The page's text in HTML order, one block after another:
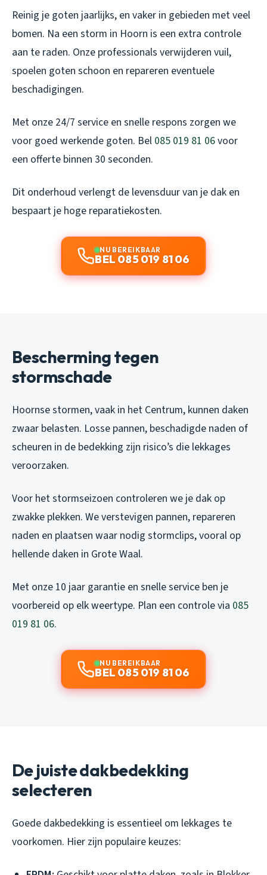
Reinig je goten jaarlijks, en vaker in gebieden met veel
bomen. Na een storm in Hoorn is een extra controle
aan te raden. Onze professionals verwijderen vuil,
spoelen goten schoon en repareren eventuele
beschadigingen.
Met onze 24/7 service en snelle respons zorgen we
voor goed werkende goten. Bel 085 019 81 06voor
een offerte binnen 30 seconden.
Dit onderhoud verlengt de levensduur van je dak en
bespaart je hoge reparatiekosten.
NU BEREIKBAAR
BEL 085 019 81 06
Bescherming tegen
stormschade
Hoornse stormen, vaak in het Centrum, kunnen daken
zwaar belasten. Losse pannen, beschadigde naden of
scheuren in de bedekking zijn risico’s die lekkages
veroorzaken.
Voor het stormseizoen controleren we je dak op
zwakke plekken. We verstevigen pannen, repareren
naden en plaatsen waar nodig stormclips, vooral op
hellende daken in Grote Waal.
Met onze 10 jaar garantie en snelle service ben je
voorbereid op elk weertype. Plan een controle via 085
019 81 06.
NU BEREIKBAAR
BEL 085 019 81 06
De juiste dakbedekking
selecteren
Goede dakbedekking is essentieel om lekkages te
voorkomen. Hier zijn populaire keuzes: